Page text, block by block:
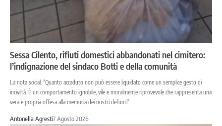
Sessa Cilento, rifiuti domestici abbandonati nel cimitero:
l’indignazione del sindaco Botti e della comunità
La nota social: "Quanto accaduto non può essere liquidato come un semplice gesto di
inciviltà. È un comportamento ignobile, vile e moralmente riprovevole che rappresenta una
vera e propria offesa alla memoria dei nostri defunti"
Antonella Agresti7 Agosto 2026